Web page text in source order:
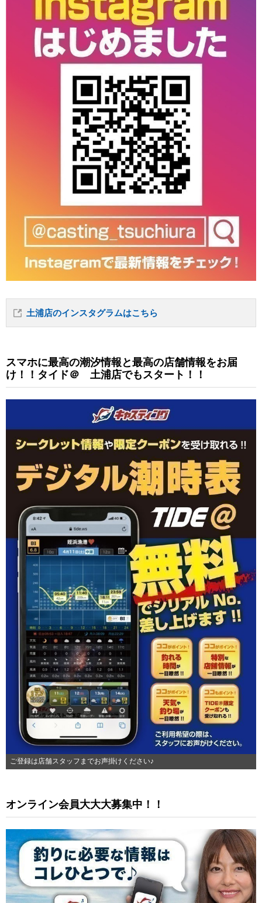
土浦店のインスタグラムはこちら
スマホに最高の潮汐情報と最高の店舗情報をお届
け！！タイド＠ 土浦店でもスタート！！
ご登録は店舗スタッフまでお声掛けください♪
オンライン会員大大大募集中！！